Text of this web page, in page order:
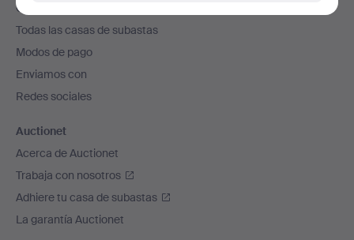
el
pie
de
página
Contacta con el servicio de atención al cliente
Todas las casas de subastas
Modos de pago
Enviamos con
Redes sociales
Auctionet
Acerca de Auctionet
Trabaja con nosotros
Adhiere tu casa de subastas
La garantía Auctionet